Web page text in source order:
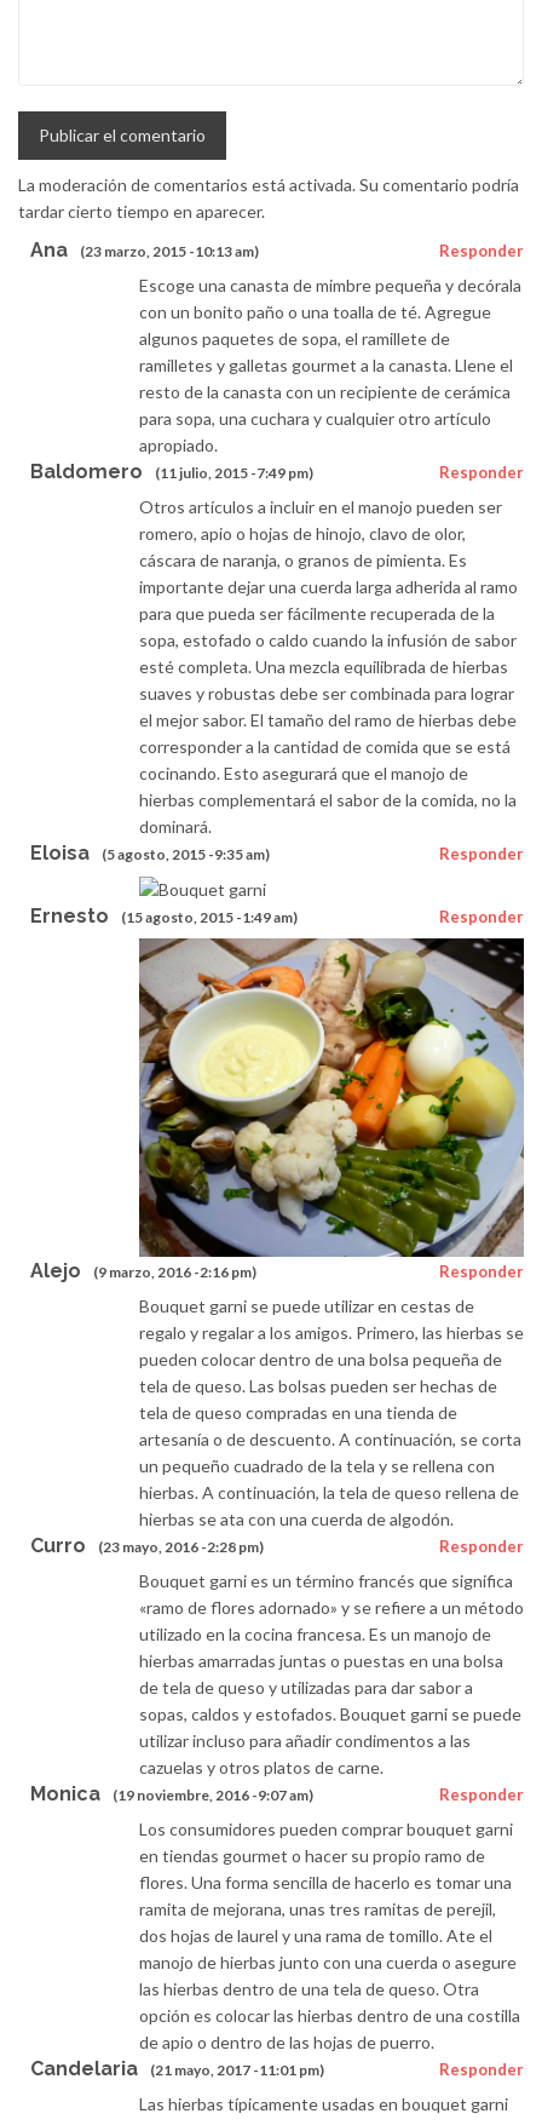
La moderación de comentarios está activada. Su comentario podría
tardar cierto tiempo en aparecer.
Ana (23 marzo, 2015 -10:13 am) Responder
Escoge una canasta de mimbre pequeña y decórala
con un bonito paño o una toalla de té. Agregue
algunos paquetes de sopa, el ramillete de
ramilletes y galletas gourmet a la canasta. Llene el
resto de la canasta con un recipiente de cerámica
para sopa, una cuchara y cualquier otro artículo
apropiado.
Baldomero (11 julio, 2015 -7:49 pm) Responder
Otros artículos a incluir en el manojo pueden ser
romero, apio o hojas de hinojo, clavo de olor,
cáscara de naranja, o granos de pimienta. Es
importante dejar una cuerda larga adherida al ramo
para que pueda ser fácilmente recuperada de la
sopa, estofado o caldo cuando la infusión de sabor
esté completa. Una mezcla equilibrada de hierbas
suaves y robustas debe ser combinada para lograr
el mejor sabor. El tamaño del ramo de hierbas debe
corresponder a la cantidad de comida que se está
cocinando. Esto asegurará que el manojo de
hierbas complementará el sabor de la comida, no la
dominará.
Eloisa (5 agosto, 2015 -9:35 am) Responder
Ernesto (15 agosto, 2015 -1:49 am) Responder
Alejo (9 marzo, 2016 -2:16 pm) Responder
Bouquet garni se puede utilizar en cestas de
regalo y regalar a los amigos. Primero, las hierbas se
pueden colocar dentro de una bolsa pequeña de
tela de queso. Las bolsas pueden ser hechas de
tela de queso compradas en una tienda de
artesanía o de descuento. A continuación, se corta
un pequeño cuadrado de la tela y se rellena con
hierbas. A continuación, la tela de queso rellena de
hierbas se ata con una cuerda de algodón.
Curro (23 mayo, 2016 -2:28 pm) Responder
Bouquet garni es un término francés que significa
«ramo de flores adornado» y se refiere a un método
utilizado en la cocina francesa. Es un manojo de
hierbas amarradas juntas o puestas en una bolsa
de tela de queso y utilizadas para dar sabor a
sopas, caldos y estofados. Bouquet garni se puede
utilizar incluso para añadir condimentos a las
cazuelas y otros platos de carne.
Monica (19 noviembre, 2016 -9:07 am) Responder
Los consumidores pueden comprar bouquet garni
en tiendas gourmet o hacer su propio ramo de
flores. Una forma sencilla de hacerlo es tomar una
ramita de mejorana, unas tres ramitas de perejil,
dos hojas de laurel y una rama de tomillo. Ate el
manojo de hierbas junto con una cuerda o asegure
las hierbas dentro de una tela de queso. Otra
opción es colocar las hierbas dentro de una costilla
de apio o dentro de las hojas de puerro.
Candelaria (21 mayo, 2017 -11:01 pm) Responder
Las hierbas típicamente usadas en bouquet garni